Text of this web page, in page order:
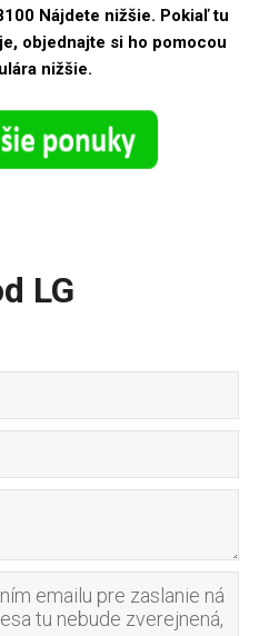
Nájdete nižšie. Pokiaľ tu
objednajte si ho pomocou
nižšie.
LG
emailu pre zaslanie ná
tu nebude zverejnená,